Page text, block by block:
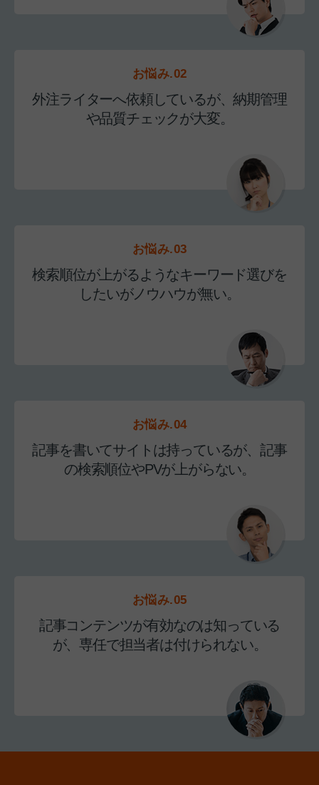
お悩み.02
外注ライターへ依頼しているが、納期管理
や品質チェックが大変。
お悩み.03
検索順位が上がるようなキーワード選びを
したいがノウハウが無い。
お悩み.04
記事を書いてサイトは持っているが、記事
の検索順位やPVが上がらない。
お悩み.05
記事コンテンツが有効なのは知っている
が、専任で担当者は付けられない。